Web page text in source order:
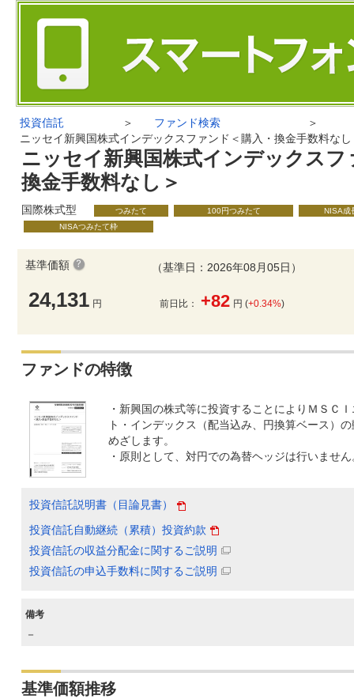
投資信託 ＞ ファンド検索
＞
ニッセイ新興国株式インデックスファンド＜購入・換金手数料なし
ニッセイ新興国株式インデックスフ
換金手数料なし＞
国際株式型 つみたて 100円つみたて
NISA成
NISAつみたて枠
基準価額
24,131 円
（基準日：2026年08月05日）
前日比： +82 円 (+0.34%)
ファンドの特徴
・新興国の株式等に投資することによりＭＳＣ
ト・インデックス（配当込み、円換算ベース）
めざします。
・原則として、対円での為替ヘッジは行いません
投資信託説明書（目論見書）
投資信託自動継続（累積）投資約款
投資信託の収益分配金に関するご説明
投資信託の申込手数料に関するご説明
備考
－
基準価額推移